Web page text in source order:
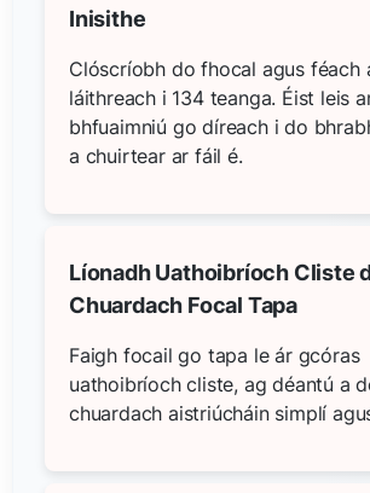
Inisithe
Clóscríobh do fhocal agus féach
láithreach i 134 teanga. Éist leis
bhfuaimniú go díreach i do
a chuirtear ar fáil é.
Líonadh Uathoibríoch Cliste
Chuardach Focal Tapa
Faigh focail go tapa le ár gcóras
uathoibríoch cliste, ag déantú a
chuardach aistriúcháin simplí